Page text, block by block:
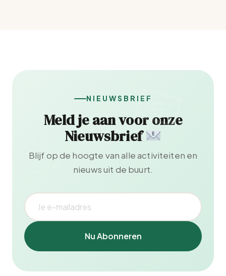
NIEUWSBRIEF
Meld je aan voor onze
Nieuwsbrief
Blijf op de hoogte van alle activiteiten en
nieuws uit de buurt.
Nu Abonneren